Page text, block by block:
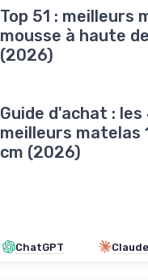
Top 51 : meilleurs
mousse à haute
(2026)
Guide d'achat : les
meilleurs matelas
cm (2026)
ChatGPT Claude